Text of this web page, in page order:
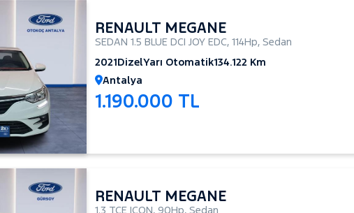
RENAULT MEGANE
SEDAN 1.5 BLUE DCI JOY EDC, 114Hp, Sedan
2021DizelYarı Otomatik134.122 Km
Antalya
1.190.000 TL
RENAULT MEGANE
1.3 TCE ICON, 90Hp, Sedan